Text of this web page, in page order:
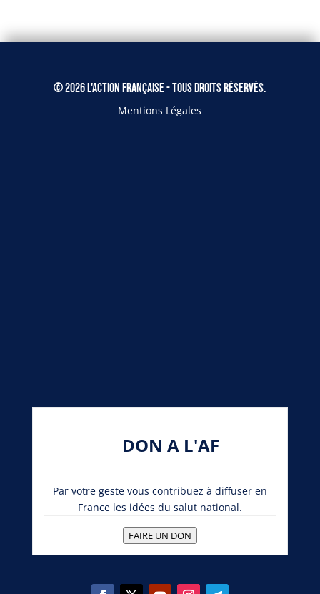
© 2026 L'Action Française - Tous droits réservés.
Mentions Légales
DON A L'AF
Par votre geste vous contribuez à diffuser en
France les idées du salut national.
FAIRE UN DON